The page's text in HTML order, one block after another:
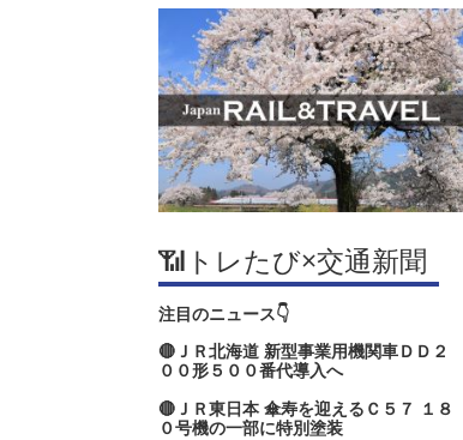
📶トレたび×交通新聞
注目のニュース👇
🔴ＪＲ北海道 新型事業用機関車ＤＤ２
００形５００番代導入へ
🔴ＪＲ東日本 傘寿を迎えるＣ５７ １８
０号機の一部に特別塗装